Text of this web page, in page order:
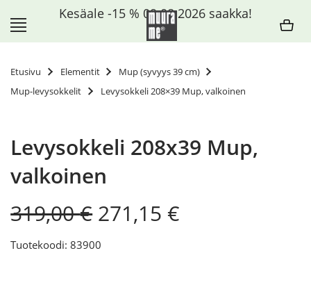
sisältöön
Etusivu Elementit
Mup (syvyys 39 cm)
Mup-levysokkelit
Levysokkeli 208×39 Mup, valkoinen
Levysokkeli 208x39 Mup,
valkoinen
319,00€ Original
price
was:
319,00 €.
271,15 €
Tuotekoodi: 83900
Kesäale -15 % 09.08.2026 saakka!